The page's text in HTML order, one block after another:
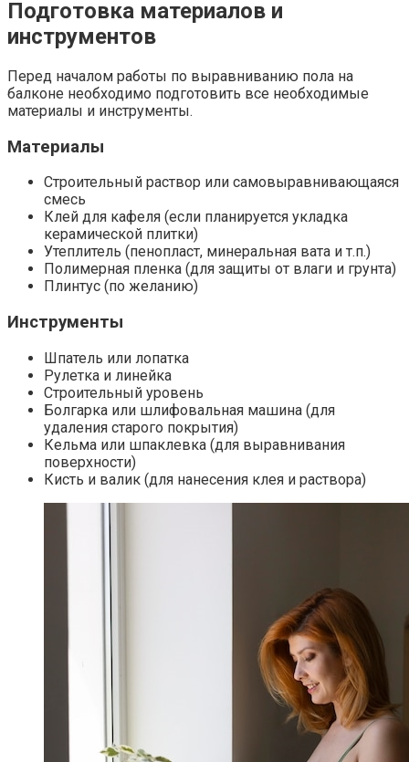
Подготовка материалов и
инструментов
Перед началом работы по выравниванию пола на
балконе необходимо подготовить все необходимые
материалы и инструменты.​
Материалы
Строительный раствор или самовыравнивающаяся
смесь
Клей для кафеля (если планируется укладка
керамической плитки)
Утеплитель (пенопласт, минеральная вата и т.п.​)
Полимерная пленка (для защиты от влаги и грунта)
Плинтус (по желанию)
Инструменты
Шпатель или лопатка
Рулетка и линейка
Строительный уровень
Болгарка или шлифовальная машина (для
удаления старого покрытия)
Кельма или шпаклевка (для выравнивания
поверхности)
Кисть и валик (для нанесения клея и раствора)